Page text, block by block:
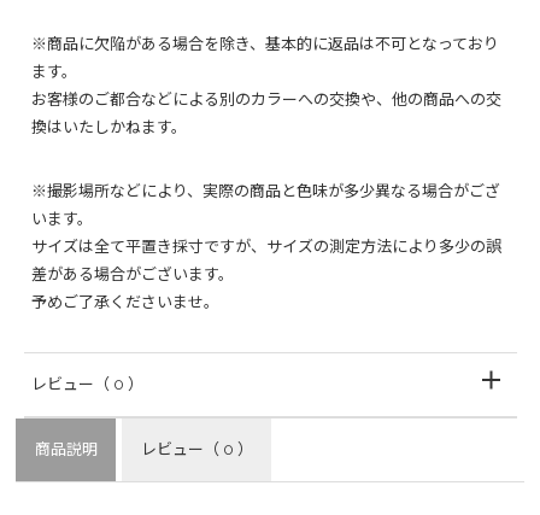
※商品に欠陥がある場合を除き、基本的に返品は不可となっており
ます。
お客様のご都合などによる別のカラーへの交換や、他の商品への交
換はいたしかねます。
※撮影場所などにより、実際の商品と色味が多少異なる場合がござ
います。
サイズは全て平置き採寸ですが、サイズの測定方法により多少の誤
差がある場合がございます。
予めご了承くださいませ。
レビュー （ 0 ）
商品説明 レビュー （ 0 ）